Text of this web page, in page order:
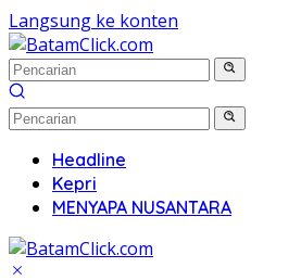
Langsung ke konten
Headline
Kepri
MENYAPA NUSANTARA